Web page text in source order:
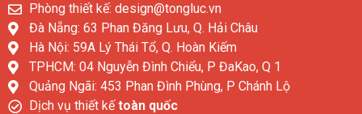
Phòng thiết kế: design@tongluc.vn
Đà Nẵng: 63 Phan Đăng Lưu, Q. Hải Châu
Hà Nội: 59A Lý Thái Tổ, Q. Hoàn Kiếm
TPHCM: 04 Nguyễn Đình Chiểu, P ĐaKao, Q 1
Quảng Ngãi: 453 Phan Đình Phùng, P Chánh Lộ
Dịch vụ thiết kếtoàn quốc